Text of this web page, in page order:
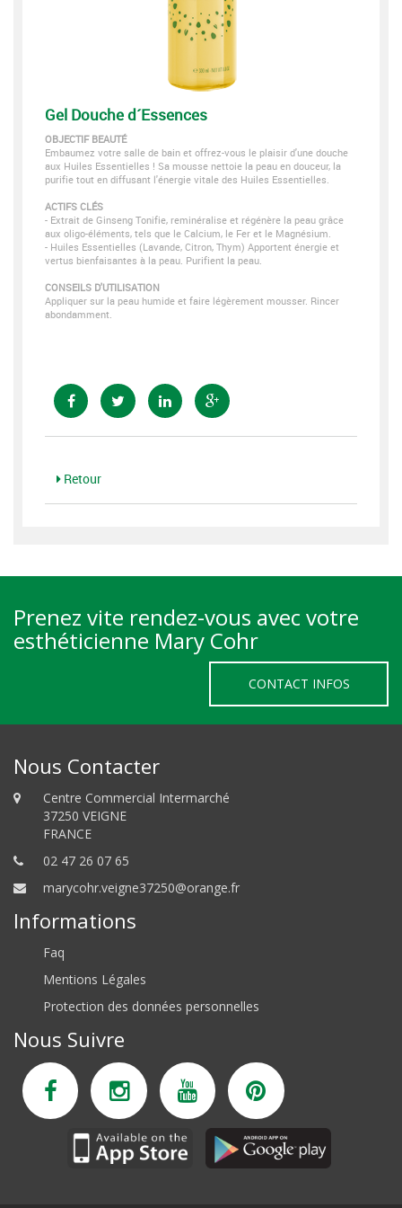
Gel Douche d´Essences
OBJECTIF BEAUTÉ
Embaumez votre salle de bain et offrez-vous le plaisir d'une douche
aux Huiles Essentielles ! Sa mousse nettoie la peau en douceur, la
purifie tout en diffusant l'énergie vitale des Huiles Essentielles.
ACTIFS CLÉS
- Extrait de Ginseng Tonifie, reminéralise et régénère la peau grâce
aux oligo-éléments, tels que le Calcium, le Fer et le Magnésium.
- Huiles Essentielles (Lavande, Citron, Thym) Apportent énergie et
vertus bienfaisantes à la peau. Purifient la peau.
CONSEILS D'UTILISATION
Appliquer sur la peau humide et faire légèrement mousser. Rincer
abondamment.
Retour
Prenez vite rendez-vous avec votre
esthéticienne Mary Cohr
CONTACT INFOS
Nous Contacter
Centre Commercial Intermarché
37250 VEIGNE
FRANCE
02 47 26 07 65
marycohr.veigne37250@orange.fr
Informations
Faq
Mentions Légales
Protection des données personnelles
Nous Suivre